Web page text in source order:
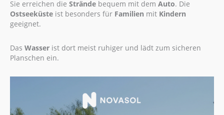
Sie erreichen die Strände bequem mit dem Auto. Die
Ostseeküste ist besonders für Familien mit Kindern
geeignet.
Das Wasser ist dort meist ruhiger und lädt zum sicheren
Planschen ein.